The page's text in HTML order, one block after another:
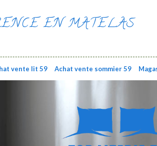
EN MATELAS
vente lit 59 Achat vente sommier 59